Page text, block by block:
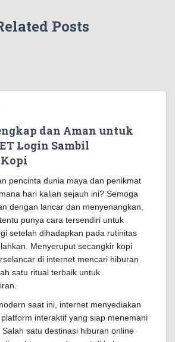
Posts
dan Aman untuk
Login Sambil
pencinta dunia maya dan penikmat
hari kalian sejauh ini? Semoga
dengan lancar dan menyenangkan,
punya cara tersendiri untuk
setelah dihadapkan pada rutinitas
Menyeruput secangkir kopi
di internet mencari hiburan
satu ritual terbaik untuk
saat ini, internet menyediakan
interaktif yang siap menemani
satu destinasi hiburan online